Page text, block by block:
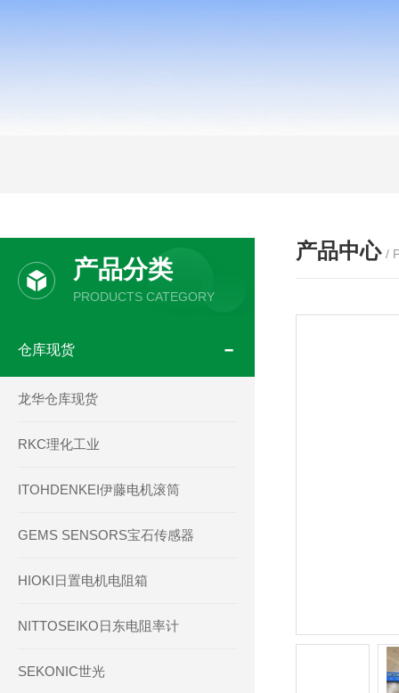
产品中心 /
产品分类
PRODUCTS CATEGORY
仓库现货
龙华仓库现货
RKC理化工业
ITOHDENKEI伊藤电机滚筒
GEMS SENSORS宝石传感器
HIOKI日置电机电阻箱
NITTOSEIKO日东电阻率计
SEKONIC世光